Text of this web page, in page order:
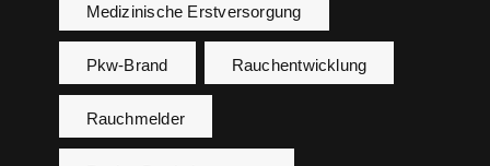
Medizinische Erstversorgung
Pkw-Brand Rauchentwicklung
Rauchmelder